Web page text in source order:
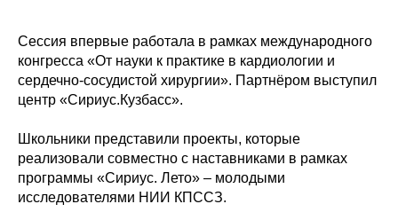
Сессия впервые работала в рамках международного
конгресса «От науки к практике в кардиологии и
сердечно-сосудистой хирургии». Партнёром выступил
центр «Сириус.Кузбасс».
Школьники представили проекты, которые
реализовали совместно с наставниками в рамках
программы «Сириус. Лето» – молодыми
исследователями НИИ КПССЗ.